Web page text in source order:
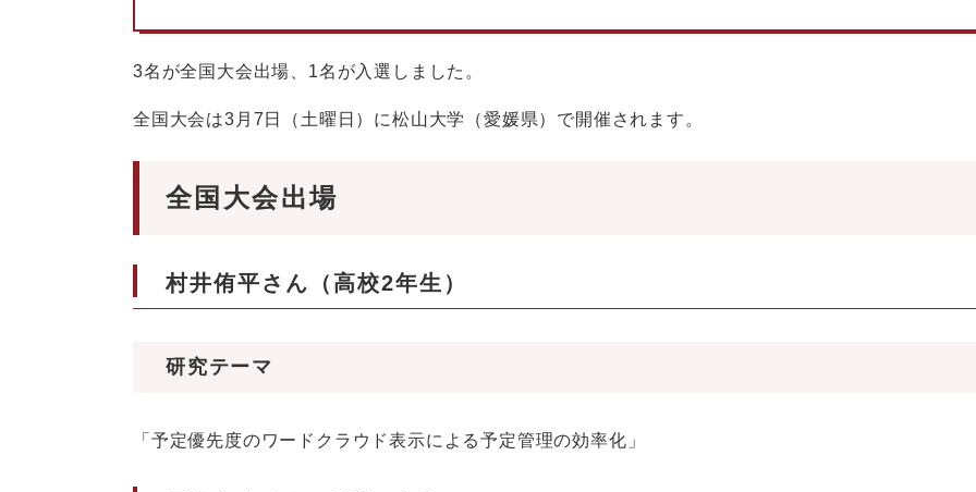
3名が全国大会出場、1名が入選しました。
全国大会は3月7日（土曜日）に松山大学（愛媛県）で開催されます。
全国大会出場
村井侑平さん（高校2年生）
研究テーマ
「予定優先度のワードクラウド表示による予定管理の効率化」